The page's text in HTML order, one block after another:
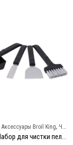
Аксессуары Broil King, Чистка и уход
Broil King Набор для чистки пеллетного гриля